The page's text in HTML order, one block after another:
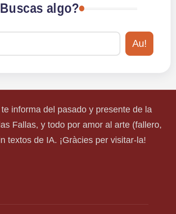
algo?
Au!
informa del pasado y presente de la
Fallas, y todo por amor al arte (fallero,
textos de IA. ¡Gràcies per visitar-la!